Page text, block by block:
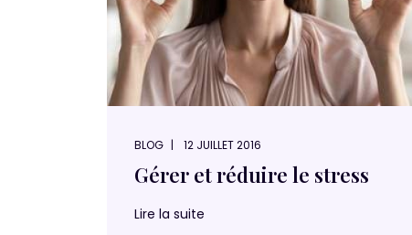
BLOG 12 JUILLET 2016
Gérer et réduire le stress
Lire la suite